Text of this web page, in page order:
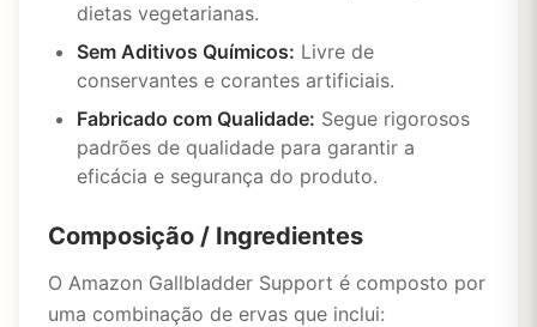
dietas vegetarianas.
Sem Aditivos Químicos: Livre de
conservantes e corantes artificiais.
Fabricado com Qualidade: Segue rigorosos
padrões de qualidade para garantir a
eficácia e segurança do produto.
Composição / Ingredientes
O Amazon Gallbladder Support é composto por
uma combinação de ervas que inclui: